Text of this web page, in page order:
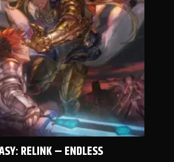
RELINK – ENDLESS